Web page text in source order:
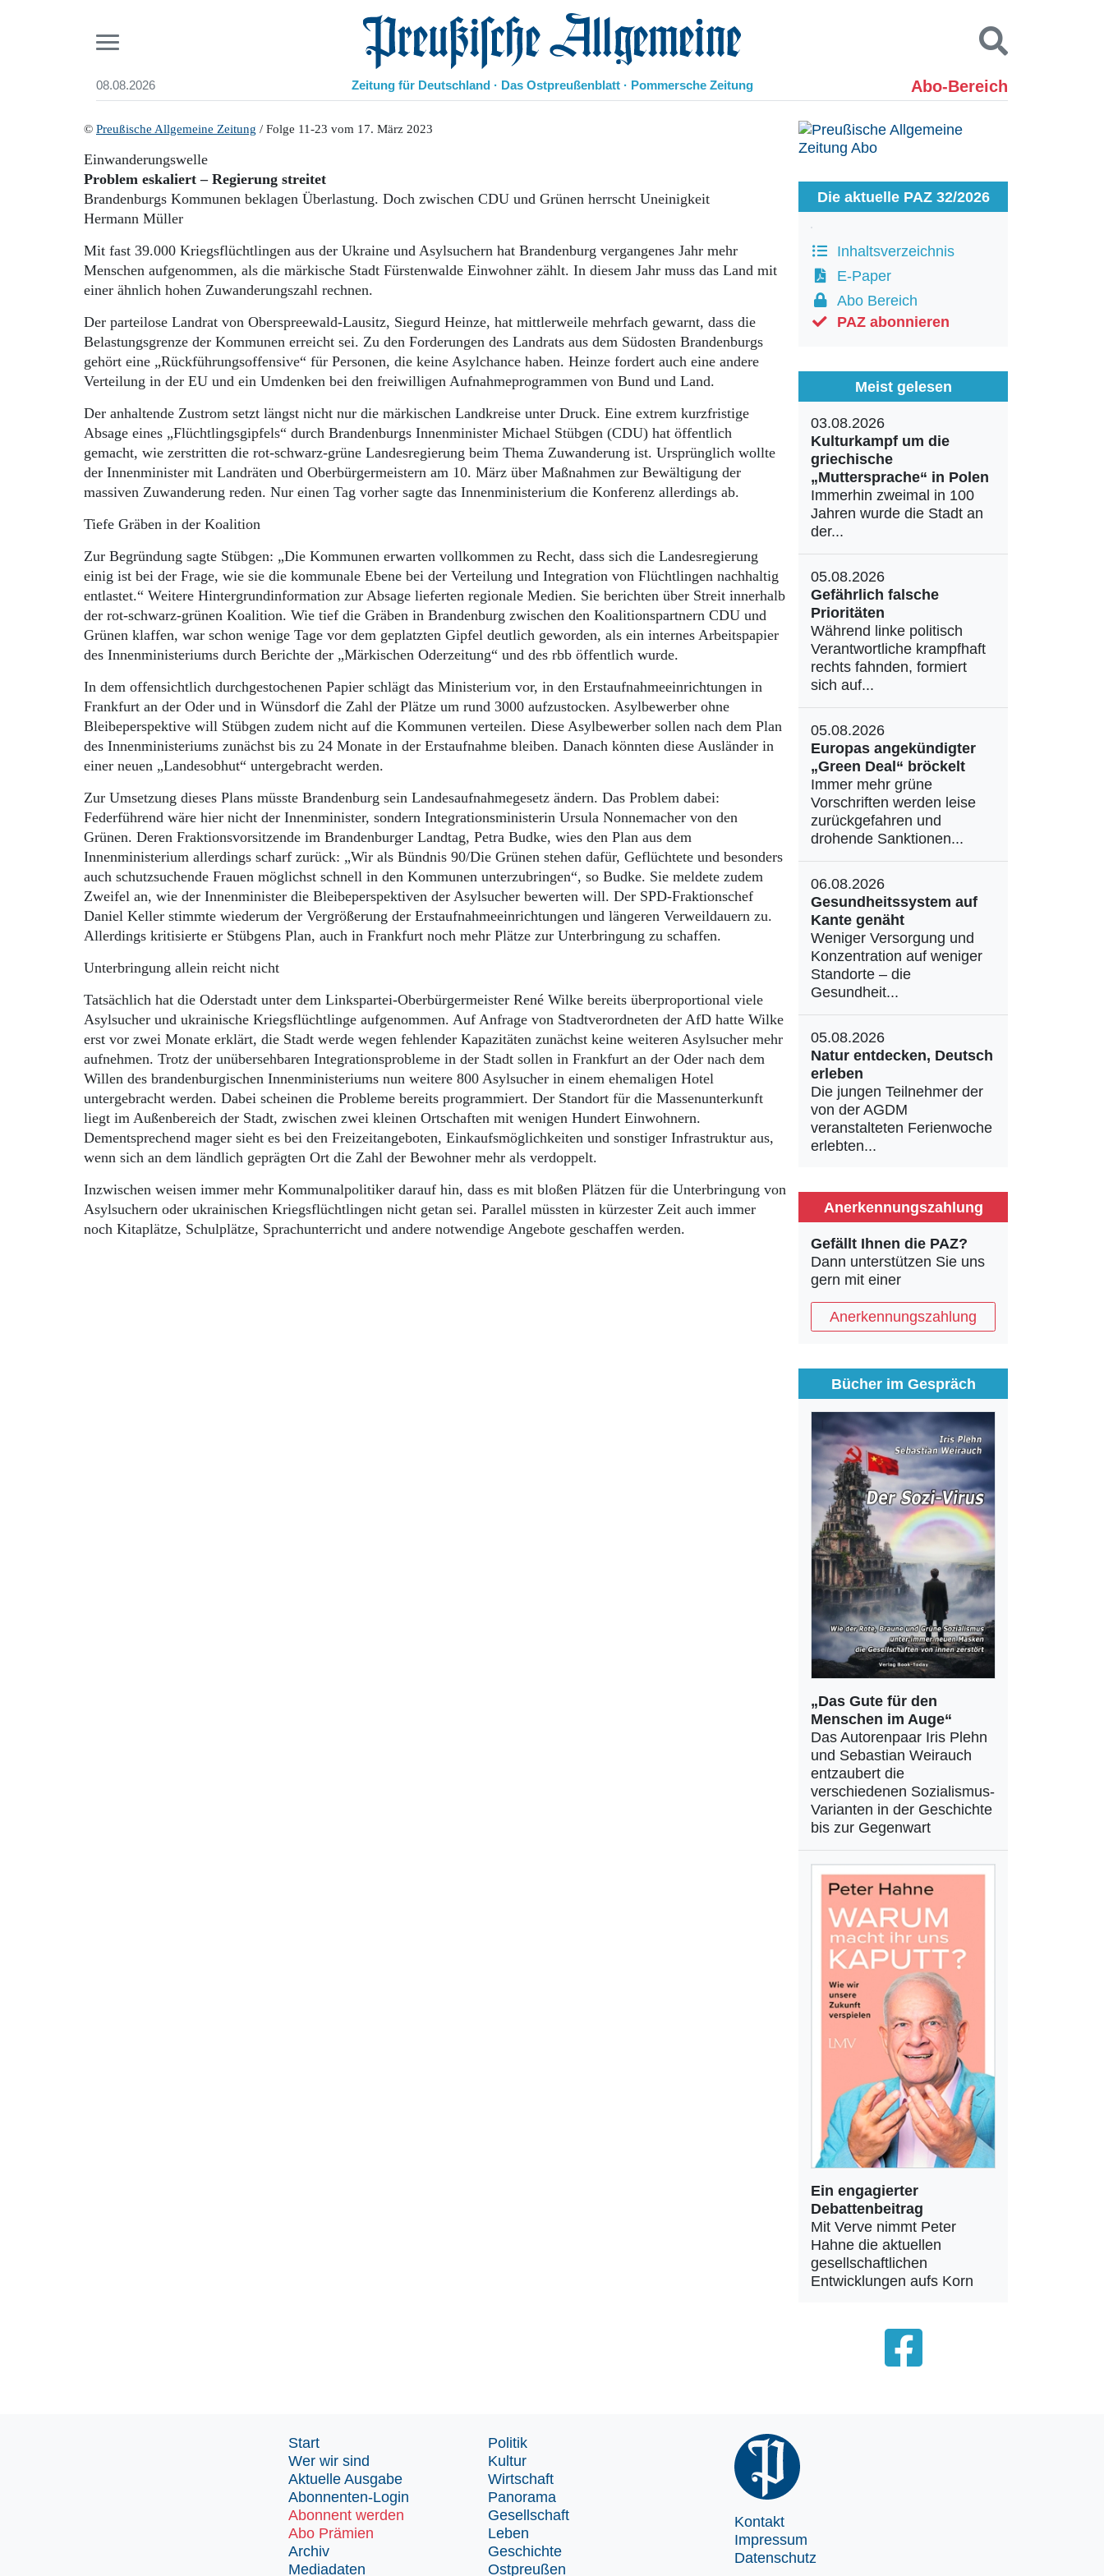
08.08.2026 Preußische Allgemeine Zeitung
Zeitung für Deutschland · Das Ostpreußenblatt · Pommersche Zeitung Abo-Bereich
Start
Aktuelle Ausgabe
Abonnenten-Login
Abonnent werden
Abo Prämien
Mediadaten
Gesellschaft
Ostpreußen
Pommern
Danzig und Westpreußen
Bücher
Kontakt
Suchen und finden
© Preußische Allgemeine Zeitung / Folge 11-23 vom 17. März 2023
Einwanderungswelle
Problem eskaliert – Regierung streitet
Brandenburgs Kommunen beklagen Überlastung. Doch zwischen CDU und Grünen herrscht Uneinigkeit
Hermann Müller
Mit fast 39.000 Kriegsflüchtlingen aus der Ukraine und Asylsuchern hat Brandenburg vergangenes Jahr mehr
Menschen aufgenommen, als die märkische Stadt Fürstenwalde Einwohner zählt. In diesem Jahr muss das Land mit
einer ähnlich hohen Zuwanderungszahl rechnen.
Der parteilose Landrat von Oberspreewald-Lausitz, Siegurd Heinze, hat mittlerweile mehrfach gewarnt, dass die
Belastungsgrenze der Kommunen erreicht sei. Zu den Forderungen des Landrats aus dem Südosten Brandenburgs
gehört eine „Rückführungsoffensive“ für Personen, die keine Asylchance haben. Heinze fordert auch eine andere
Verteilung in der EU und ein Umdenken bei den freiwilligen Aufnahmeprogrammen von Bund und Land.
Der anhaltende Zustrom setzt längst nicht nur die märkischen Landkreise unter Druck. Eine extrem kurzfristige
Absage eines „Flüchtlingsgipfels“ durch Brandenburgs Innenminister Michael Stübgen (CDU) hat öffentlich
gemacht, wie zerstritten die rot-schwarz-grüne Landesregierung beim Thema Zuwanderung ist. Ursprünglich wollte
der Innenminister mit Landräten und Oberbürgermeistern am 10. März über Maßnahmen zur Bewältigung der
massiven Zuwanderung reden. Nur einen Tag vorher sagte das Innenministerium die Konferenz allerdings ab.
Tiefe Gräben in der Koalition
Zur Begründung sagte Stübgen: „Die Kommunen erwarten vollkommen zu Recht, dass sich die Landesregierung
einig ist bei der Frage, wie sie die kommunale Ebene bei der Verteilung und Integration von Flüchtlingen nachhaltig
entlastet.“ Weitere Hintergrundinformation zur Absage lieferten regionale Medien. Sie berichten über Streit innerhalb
der rot-schwarz-grünen Koalition. Wie tief die Gräben in Brandenburg zwischen den Koalitionspartnern CDU und
Grünen klaffen, war schon wenige Tage vor dem geplatzten Gipfel deutlich geworden, als ein internes Arbeitspapier
des Innenministeriums durch Berichte der „Märkischen Oderzeitung“ und des rbb öffentlich wurde.
In dem offensichtlich durchgestochenen Papier schlägt das Ministerium vor, in den Erstaufnahmeeinrichtungen in
Frankfurt an der Oder und in Wünsdorf die Zahl der Plätze um rund 3000 aufzustocken. Asylbewerber ohne
Bleibeperspektive will Stübgen zudem nicht auf die Kommunen verteilen. Diese Asylbewerber sollen nach dem Plan
des Innenministeriums zunächst bis zu 24 Monate in der Erstaufnahme bleiben. Danach könnten diese Ausländer in
einer neuen „Landesobhut“ untergebracht werden.
Zur Umsetzung dieses Plans müsste Brandenburg sein Landesaufnahmegesetz ändern. Das Problem dabei:
Federführend wäre hier nicht der Innenminister, sondern Integrationsministerin Ursula Nonnemacher von den
Grünen. Deren Fraktionsvorsitzende im Brandenburger Landtag, Petra Budke, wies den Plan aus dem
Innenministerium allerdings scharf zurück: „Wir als Bündnis 90/Die Grünen stehen dafür, Geflüchtete und besonders
auch schutzsuchende Frauen möglichst schnell in den Kommunen unterzubringen“, so Budke. Sie meldete zudem
Zweifel an, wie der Innenminister die Bleibeperspektiven der Asylsucher bewerten will. Der SPD-Fraktionschef
Daniel Keller stimmte wiederum der Vergrößerung der Erstaufnahmeeinrichtungen und längeren Verweildauern zu.
Allerdings kritisierte er Stübgens Plan, auch in Frankfurt noch mehr Plätze zur Unterbringung zu schaffen.
Unterbringung allein reicht nicht
Tatsächlich hat die Oderstadt unter dem Linkspartei-Oberbürgermeister René Wilke bereits überproportional viele
Asylsucher und ukrainische Kriegsflüchtlinge aufgenommen. Auf Anfrage von Stadtverordneten der AfD hatte Wilke
erst vor zwei Monate erklärt, die Stadt werde wegen fehlender Kapazitäten zunächst keine weiteren Asylsucher mehr
aufnehmen. Trotz der unübersehbaren Integrationsprobleme in der Stadt sollen in Frankfurt an der Oder nach dem
Willen des brandenburgischen Innenministeriums nun weitere 800 Asylsucher in einem ehemaligen Hotel
untergebracht werden. Dabei scheinen die Probleme bereits programmiert. Der Standort für die Massenunterkunft
liegt im Außenbereich der Stadt, zwischen zwei kleinen Ortschaften mit wenigen Hundert Einwohnern.
Dementsprechend mager sieht es bei den Freizeitangeboten, Einkaufsmöglichkeiten und sonstiger Infrastruktur aus,
wenn sich an dem ländlich geprägten Ort die Zahl der Bewohner mehr als verdoppelt.
Inzwischen weisen immer mehr Kommunalpolitiker darauf hin, dass es mit bloßen Plätzen für die Unterbringung von
Asylsuchern oder ukrainischen Kriegsflüchtlingen nicht getan sei. Parallel müssten in kürzester Zeit auch immer
noch Kitaplätze, Schulplätze, Sprachunterricht und andere notwendige Angebote geschaffen werden.
Die aktuelle PAZ 32/2026
Inhaltsverzeichnis
E-Paper
Abo Bereich
PAZ abonnieren
Meist gelesen
03.08.2026
Kulturkampf um die
griechische
„Muttersprache“ in Polen
Immerhin zweimal in 100
Jahren wurde die Stadt an
der...
05.08.2026
Gefährlich falsche
Prioritäten
Während linke politisch
Verantwortliche krampfhaft
rechts fahnden, formiert
sich auf...
05.08.2026
Europas angekündigter
„Green Deal“ bröckelt
Immer mehr grüne
Vorschriften werden leise
zurückgefahren und
drohende Sanktionen...
06.08.2026
Gesundheitssystem auf
Kante genäht
Weniger Versorgung und
Konzentration auf weniger
Standorte – die
Gesundheit...
05.08.2026
Natur entdecken, Deutsch
erleben
Die jungen Teilnehmer der
von der AGDM
veranstalteten Ferienwoche
erlebten...
Anerkennungszahlung
Gefällt Ihnen die PAZ?
Dann unterstützen Sie uns
gern mit einer
Anerkennungszahlung
Bücher im Gespräch
„Das Gute für den
Menschen im Auge“
Das Autorenpaar Iris Plehn
und Sebastian Weirauch
entzaubert die
verschiedenen Sozialismus-
Varianten in der Geschichte
bis zur Gegenwart
Ein engagierter
Debattenbeitrag
Mit Verve nimmt Peter
Hahne die aktuellen
gesellschaftlichen
Entwicklungen aufs Korn
Start
Wer wir sind
Aktuelle Ausgabe
Abonnenten-Login
Abonnent werden
Abo Prämien
Archiv
Mediadaten
Politik
Kultur
Wirtschaft
Panorama
Gesellschaft
Leben
Geschichte
Ostpreußen
Kontakt
Impressum
Datenschutz